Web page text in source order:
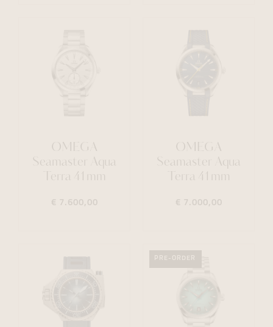
OMEGA
Seamaster Aqua
Terra 41mm
€ 7.600,00
OMEGA
Seamaster Aqua
Terra 41mm
€ 7.000,00
PRE-ORDER